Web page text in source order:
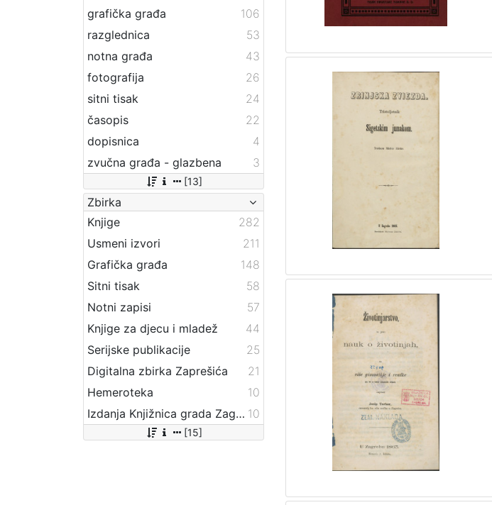
grafička građa
106
razglednica
53
notna građa
43
fotografija
26
sitni tisak
24
časopis
22
dopisnica
4
zvučna građa - glazbena
3
[13]
Zbirka
Knjige
282
Usmeni izvori
211
Grafička građa
148
Sitni tisak
58
Notni zapisi
57
Knjige za djecu i mladež
44
Serijske publikacije
25
Digitalna zbirka Zaprešića
21
Hemeroteka
10
Izdanja Knjižnica grada Zagreba - E-knjige 10
[15]